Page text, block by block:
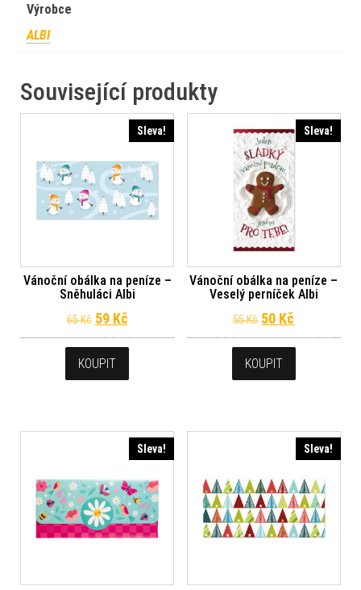
Výrobce
ALBI
Související produkty
Sleva!
Vánoční obálka na peníze –
Sněhuláci Albi
65Kč Původní cena byla: 65 Kč.
59 KčAktuální cena je: 59 Kč.
KOUPIT
Sleva!
Vánoční obálka na peníze –
Veselý perníček Albi
55Kč Původní cena
50 Kč
KOUPIT
Sleva! Sleva!